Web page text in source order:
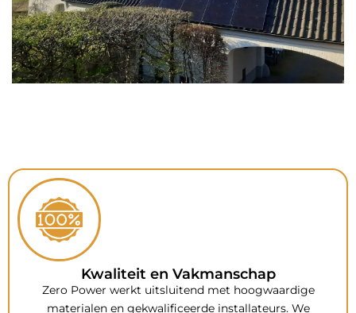
Kwaliteit en Vakmanschap
Zero Power werkt uitsluitend met hoogwaardige
materialen en gekwalificeerde installateurs. We